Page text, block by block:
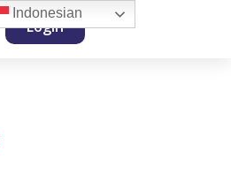
Login
Indonesian